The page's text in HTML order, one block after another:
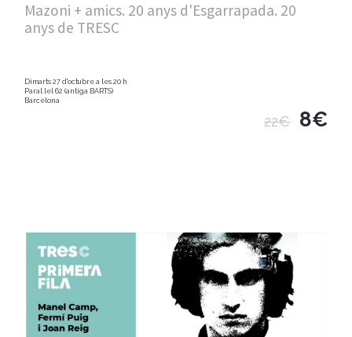
Mazoni + amics. 20 anys d'Esgarrapada. 20
anys de TRESC
Dimarts 27 d'octubre a les 20 h
Paral.lel 62 (antiga BARTS)
Barcelona
22€ 8€